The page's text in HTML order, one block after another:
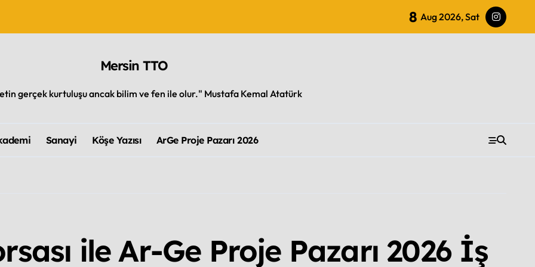
Almaya Hak Kazandı
Paradigma Değişimini Yakalayabilmek
Akademik Yolculuk
8 Aug 2026, Sat
Mersin TTO
gerçek kurtuluşu ancak bilim ve fen ile olur." Mustafa Kemal Atatürk
Sanayi Köşe Yazısı ArGe Proje Pazarı 2026
ile Ar-Ge Proje Pazarı 2026 İş